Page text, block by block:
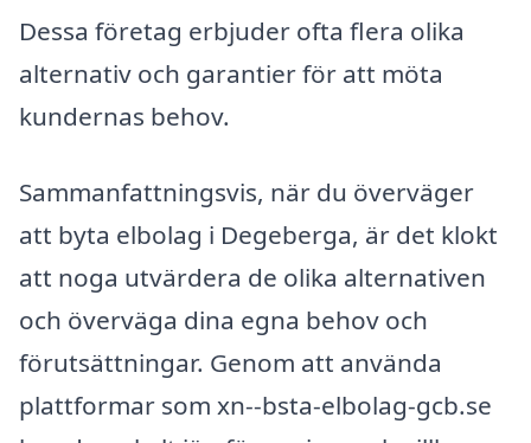
Dessa företag erbjuder ofta flera olika
alternativ och garantier för att möta
kundernas behov.
Sammanfattningsvis, när du överväger
att byta elbolag i Degeberga, är det klokt
att noga utvärdera de olika alternativen
och överväga dina egna behov och
förutsättningar. Genom att använda
plattformar som xn--bsta-elbolag-gcb.se